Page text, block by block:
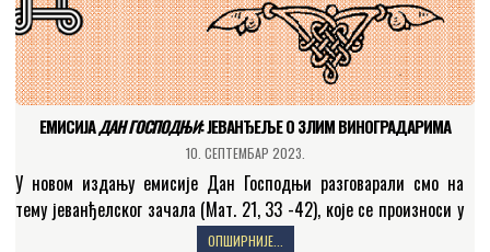
ЕМИСИЈАДАН ГОСПОДЊИ: JEВАНЂЕЉЕ О ЗЛИМ ВИНОГРАДАРИМА
10. СЕПТЕМБАР 2023.
У новом издању емисије Дан Господњи разговарали смо на
тему јеванђелског зачала (Мaт. 21, 33 -42), које се произноси у
тринаесту недељу по празнику свете…
ОПШИРНИЈЕ...